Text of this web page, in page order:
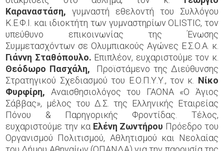
Καραναστάση,γυμναστή εθελοντή του Συλλόγου
Κ.Ε.Φ.Ι. και ιδιοκτήτη των γυμναστηρίων OLISTIC, τον
υπεύθυνο επικοινωνίας της Ένωσης
Συμμετασχόντων σε Ολυμπιακούς Αγώνες Ε.Σ.Ο.Α. κ.
Γιάννη Σταθόπουλο. Επιπλέον, ευχαριστούμε τον κ.
Θεόδωρο Πασχάλη, Προϊστάμενο της Διεύθυνσης
Στρατηγικού Σχεδιασμού του Ε.Ο.Π.Υ.Υ., τον κ. Νίκο
Φυρφίρη, Αναισθησιολόγος του ΓΑΟΝΑ «Ο Άγιος
Σάββας», μέλος του Δ.Σ. της Ελληνικής Εταιρείας
Πόνου & Παρηγορικής Φροντίδας. Τέλος,
ευχαριστούμε την κα Ελένη Ζωντήρου Πρόεδρο του
Οργανισμού Πολιτισμού, Αθλητισμού και Νεολαίας